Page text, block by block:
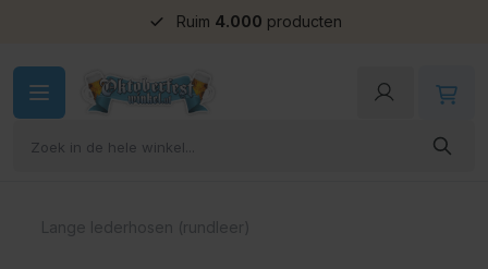
Groepskorting
Lange lederhosen (rundleer)